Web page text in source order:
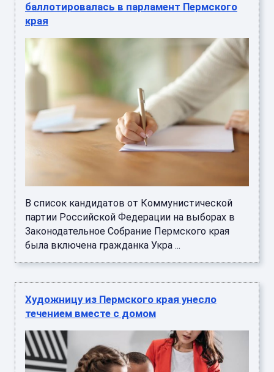
баллотировалась в парламент Пермского
края
В список кандидатов от Коммунистической
партии Российской Федерации на выборах в
Законодательное Собрание Пермского края
была включена гражданка Укра ...
Художницу из Пермского края унесло
течением вместе с домом